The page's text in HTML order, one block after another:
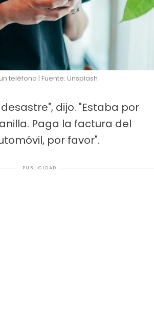
teléfono | Fuente: Unsplash
dijo. "Estaba por
Paga la factura del
por favor".
PUBLICIDAD